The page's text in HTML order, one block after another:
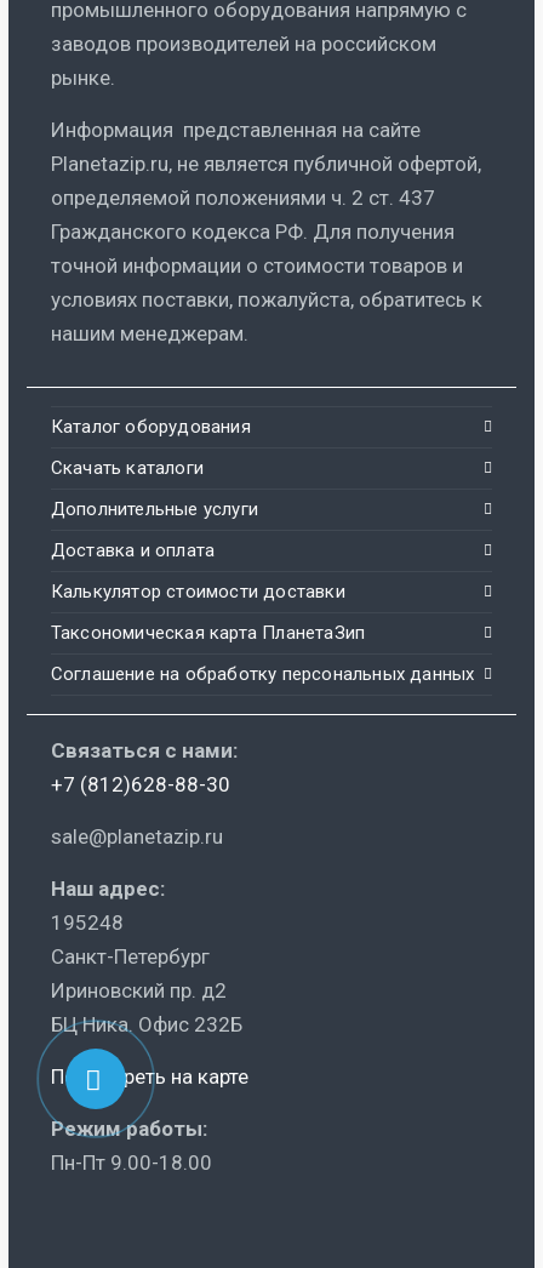
промышленного оборудования напрямую с
заводов производителей на российском
рынке.
Информация представленная на сайте
Planetazip.ru, не является публичной офертой,
определяемой положениями ч. 2 ст. 437
Гражданского кодекса РФ. Для получения
точной информации о стоимости товаров и
условиях поставки, пожалуйста, обратитесь к
нашим менеджерам.
Каталог оборудования
Скачать каталоги
Дополнительные услуги
Доставка и оплата
Калькулятор стоимости доставки
Таксономическая карта ПланетаЗип
Соглашение на обработку персональных данных
Связаться с нами:
+7 (812)628-88-30
sale@planetazip.ru
Наш адрес:
195248
Санкт-Петербург
Ириновский пр. д2
БЦ Ника. Офис 232Б
Посмотреть на карте
Режим работы:
Пн-Пт 9.00-18.00